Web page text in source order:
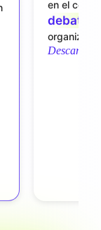
en el
debates
Descarga